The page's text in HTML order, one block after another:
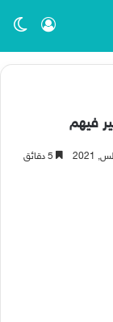
تسجيل
فيهم